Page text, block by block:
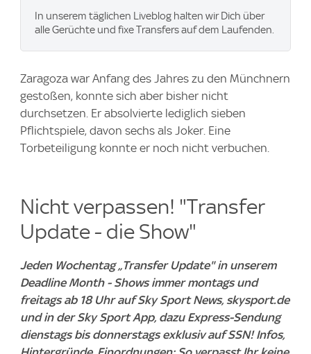
In unserem täglichen Liveblog halten wir Dich über
alle Gerüchte und fixe Transfers auf dem Laufenden.
Zaragoza war Anfang des Jahres zu den Münchnern
gestoßen, konnte sich aber bisher nicht
durchsetzen. Er absolvierte lediglich sieben
Pflichtspiele, davon sechs als Joker. Eine
Torbeteiligung konnte er noch nicht verbuchen.
Nicht verpassen! "Transfer
Update - die Show"
Jeden Wochentag „Transfer Update" in unserem
Deadline Month - Shows immer montags und
freitags ab 18 Uhr auf Sky Sport News, skysport.de
und in der Sky Sport App, dazu Express-Sendung
dienstags bis donnerstags exklusiv auf SSN! Infos,